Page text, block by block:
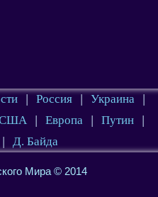
| Россия | Украина
|
| Европа | Путин
|
| Д. Байда
Мира © 2014